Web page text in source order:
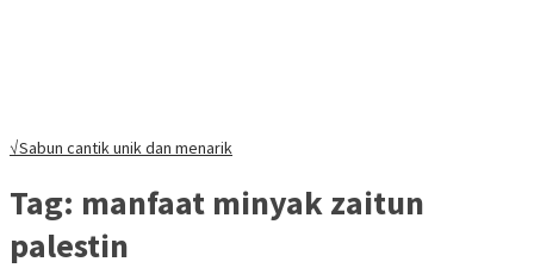
√Sabun cantik unik dan menarik
Tag: manfaat minyak zaitun
palestin